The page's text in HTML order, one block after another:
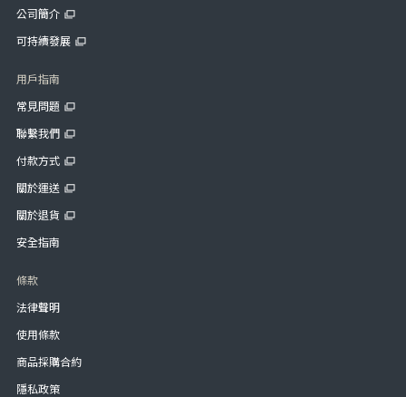
公司簡介
可持續發展
用戶指南
常見問題
聯繫我們
付款方式
關於運送
關於退貨
安全指南
條款
法律聲明
使用條款
商品採購合約
隱私政策